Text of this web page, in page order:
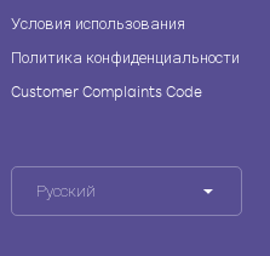
Условия использования
Политика конфиденциальности
Customer Complaints Code
Русский